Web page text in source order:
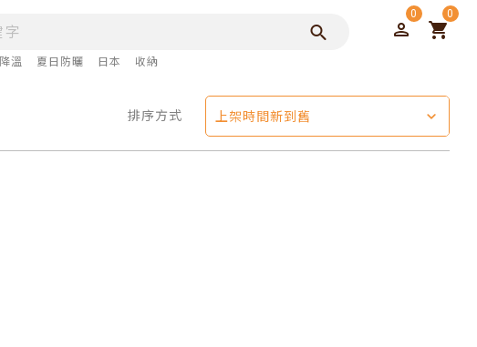
降溫 夏日防曬 日本 收納
0 0
排序方式 上架時間新到舊